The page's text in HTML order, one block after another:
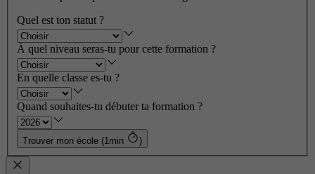
Quel est ton statut ?
À quel niveau seras-tu pour cette formation ?
En quelle classe es-tu ?
Quand souhaites-tu débuter ta formation ?
Trouver mon école (1min )